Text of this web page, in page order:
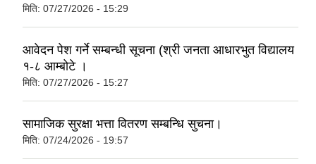
मिति: 07/27/2026 - 15:29
आवेदन पेश गर्ने सम्बन्धी सूचना (श्री जनता आधारभुत विद्यालय
१-८ आम्बोटे ।
मिति: 07/27/2026 - 15:27
सामाजिक सुरक्षा भत्ता वितरण सम्बन्धि सुचना।
मिति: 07/24/2026 - 19:57